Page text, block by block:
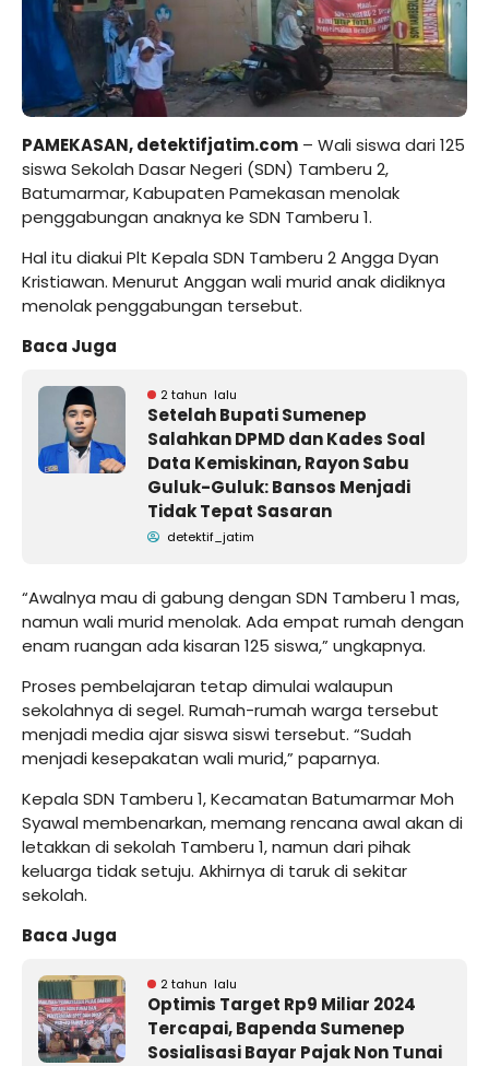
PAMEKASAN, detektifjatim.com – Wali siswa dari 125
siswa Sekolah Dasar Negeri (SDN) Tamberu 2,
Batumarmar, Kabupaten Pamekasan menolak
penggabungan anaknya ke SDN Tamberu 1.
Hal itu diakui Plt Kepala SDN Tamberu 2 Angga Dyan
Kristiawan. Menurut Anggan wali murid anak didiknya
menolak penggabungan tersebut.
Baca Juga
2 tahun lalu
Setelah Bupati Sumenep
Salahkan DPMD dan Kades Soal
Data Kemiskinan, Rayon Sabu
Guluk-Guluk: Bansos Menjadi
Tidak Tepat Sasaran
detektif_jatim
“Awalnya mau di gabung dengan SDN Tamberu 1 mas,
namun wali murid menolak. Ada empat rumah dengan
enam ruangan ada kisaran 125 siswa,” ungkapnya.
Proses pembelajaran tetap dimulai walaupun
sekolahnya di segel. Rumah-rumah warga tersebut
menjadi media ajar siswa siswi tersebut. “Sudah
menjadi kesepakatan wali murid,” paparnya.
Kepala SDN Tamberu 1, Kecamatan Batumarmar Moh
Syawal membenarkan, memang rencana awal akan di
letakkan di sekolah Tamberu 1, namun dari pihak
keluarga tidak setuju. Akhirnya di taruk di sekitar
sekolah.
Baca Juga
2 tahun lalu
Optimis Target Rp9 Miliar 2024
Tercapai, Bapenda Sumenep
Sosialisasi Bayar Pajak Non Tunai